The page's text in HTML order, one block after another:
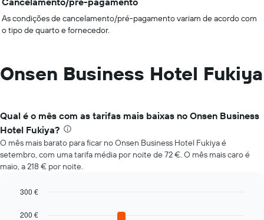
As condições de cancelamento/pré-pagamento variam de acordo com
o tipo de quarto e fornecedor.
Onsen Business Hotel Fukiya
Qual é o mês com as tarifas mais baixas no Onsen Business
Hotel Fukiya?
O mês mais barato para ficar no Onsen Business Hotel Fukiya é
setembro, com uma tarifa média por noite de 72 €. O mês mais caro é
maio, a 218 € por noite.
chart
graphic.
200 €
300 €